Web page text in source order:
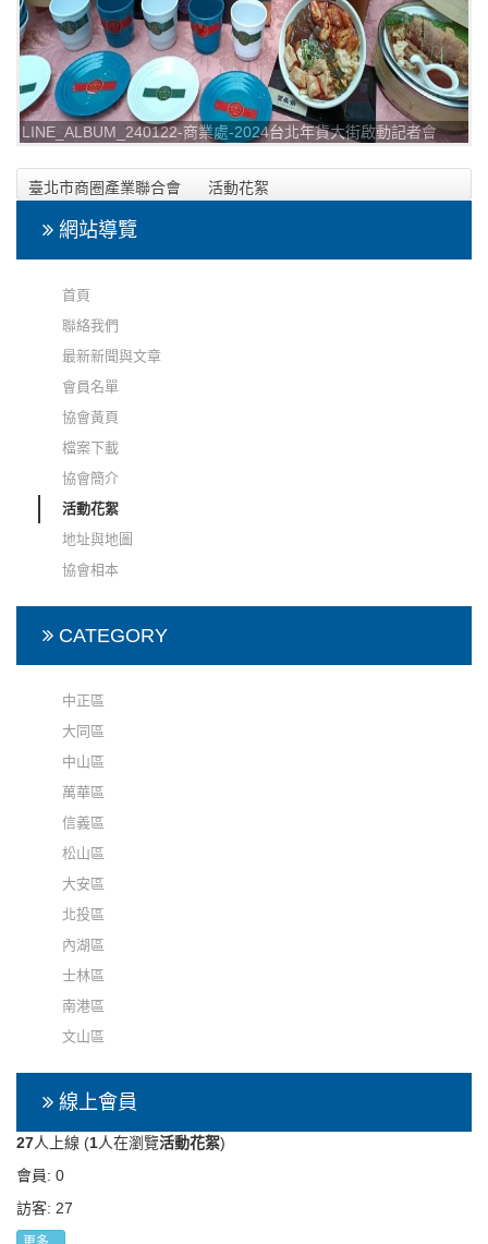
LINE_ALBUM_240122-商業處-2024台北年貨大街啟動記者會
臺北市商圈產業聯合會
活動花絮
2024年01月22日-商業處-2024台北年貨大街啟動記者會相本
網站導覽
首頁
聯絡我們
最新新聞與文章
會員名單
協會黃頁
檔案下載
協會簡介
活動花絮
地址與地圖
協會相本
CATEGORY
中正區
大同區
中山區
萬華區
信義區
松山區
大安區
北投區
內湖區
士林區
南港區
文山區
線上會員
27人上線 (1人在瀏覽活動花絮)
會員: 0
訪客: 27